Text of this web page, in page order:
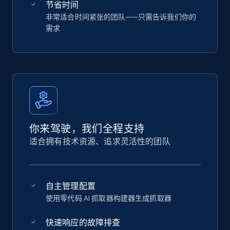
节省时间
非常适合时间紧张的团队——只需告诉我们你的
需求
你来驾驶，我们全程支持
适合拥有技术资源、追求灵活性的团队
自主管理配置
使用零代码 AI 抓取器构建器生成抓取器
快速响应的故障排查